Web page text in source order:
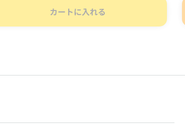
カートに入れる